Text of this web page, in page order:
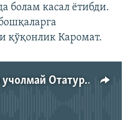
болам касал ётибди.
қўқонлик Каромат.
Истанбулдан Тошкентга учолмай Отатурк аэропортида қолиб кетган йўловчи Каромат билан суҳбат.
мавжуд эмас